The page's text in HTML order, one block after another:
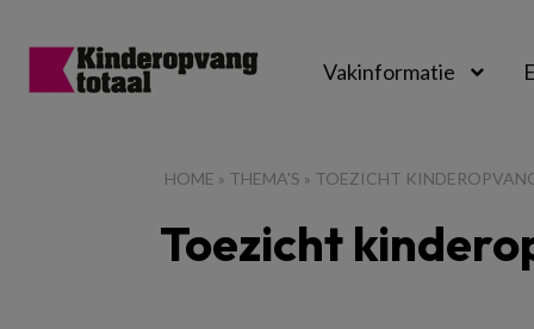
Vakinformatie
HOME » THEMA'S » TOEZICHT
Toezicht